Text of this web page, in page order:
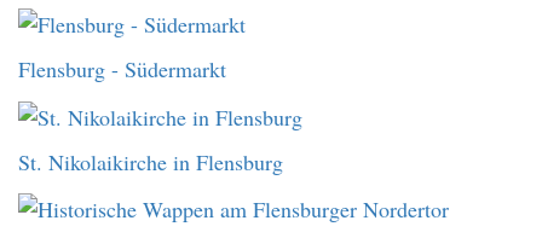
Flensburg - Südermarkt
St. Nikolaikirche in Flensburg